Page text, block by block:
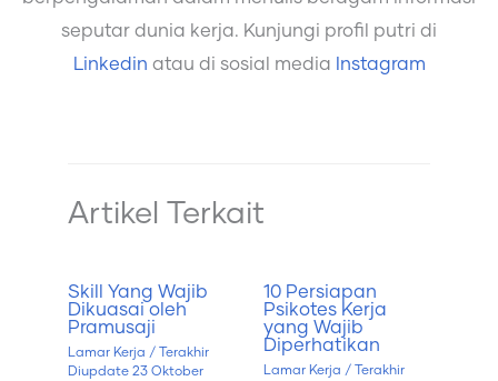
seputar dunia kerja. Kunjungi profil putri di
Linkedin atau di sosial media Instagram
Artikel Terkait
Skill Yang Wajib
Dikuasai oleh
Pramusaji
Lamar Kerja / Terakhir
Diupdate 23 Oktober
10 Persiapan
Psikotes Kerja
yang Wajib
Diperhatikan
Lamar Kerja / Terakhir